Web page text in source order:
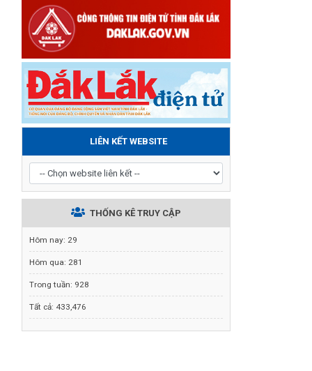
LIÊN KẾT WEBSITE
THỐNG KÊ TRUY CẬP
Hôm nay: 29
Hôm qua: 281
Trong tuần: 928
Tất cả: 433,476